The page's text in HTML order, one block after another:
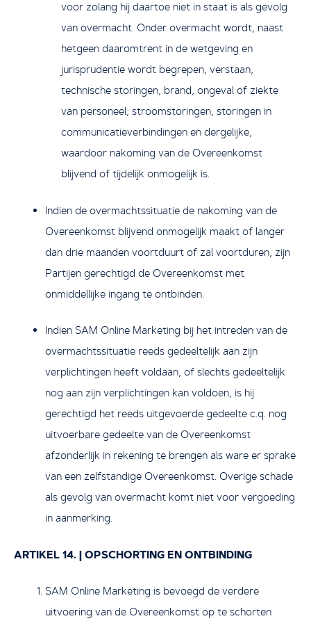
voor zolang hij daartoe niet in staat is als gevolg
van overmacht. Onder overmacht wordt, naast
hetgeen daaromtrent in de wetgeving en
jurisprudentie wordt begrepen, verstaan,
technische storingen, brand, ongeval of ziekte
van personeel, stroomstoringen, storingen in
communicatieverbindingen en dergelijke,
waardoor nakoming van de Overeenkomst
blijvend of tijdelijk onmogelijk is.
Indien de overmachtssituatie de nakoming van de
Overeenkomst blijvend onmogelijk maakt of langer
dan drie maanden voortduurt of zal voortduren, zijn
Partijen gerechtigd de Overeenkomst met
onmiddellijke ingang te ontbinden.
Indien SAM Online Marketing bij het intreden van de
overmachtssituatie reeds gedeeltelijk aan zijn
verplichtingen heeft voldaan, of slechts gedeeltelijk
nog aan zijn verplichtingen kan voldoen, is hij
gerechtigd het reeds uitgevoerde gedeelte c.q. nog
uitvoerbare gedeelte van de Overeenkomst
afzonderlijk in rekening te brengen als ware er sprake
van een zelfstandige Overeenkomst. Overige schade
als gevolg van overmacht komt niet voor vergoeding
in aanmerking.
ARTIKEL 14. | OPSCHORTING EN ONTBINDING
SAM Online Marketing is bevoegd de verdere
uitvoering van de Overeenkomst op te schorten